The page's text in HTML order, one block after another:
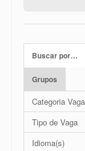
Buscar por…
Grupos
Categoria Vaga
Tipo de Vaga
Idioma(s)